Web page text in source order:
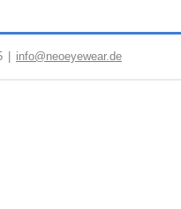
info@neoeyewear.de